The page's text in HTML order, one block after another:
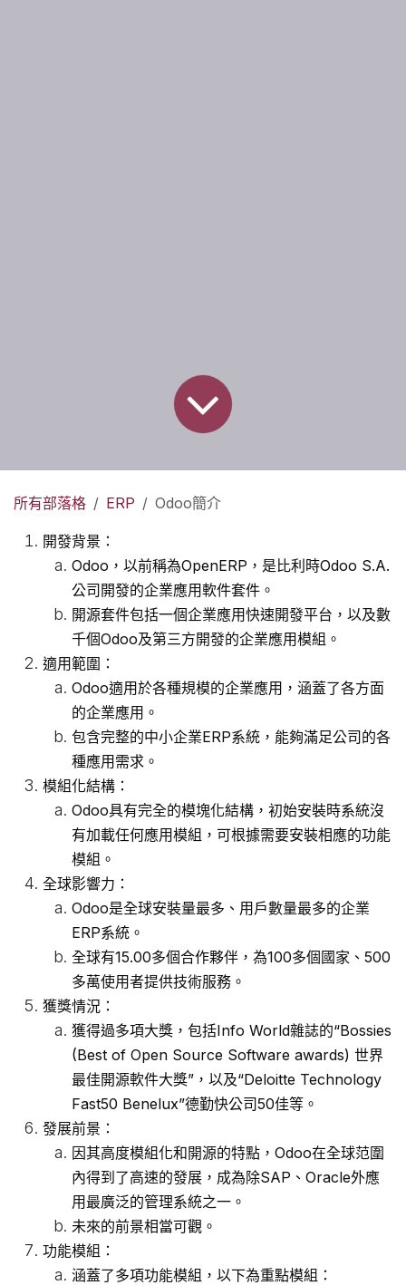
所有部落格 ERP Odoo簡介
開發背景：
Odoo，以前稱為OpenERP，是比利時Odoo S.A.
公司開發的企業應用軟件套件。
開源套件包括一個企業應用快速開發平台，以及數
千個Odoo及第三方開發的企業應用模組。
適用範圍：
Odoo適用於各種規模的企業應用，涵蓋了各方面
的企業應用。
包含完整的中小企業ERP系統，能夠滿足公司的各
種應用需求。
模組化結構：
Odoo具有完全的模塊化結構，初始安裝時系統沒
有加載任何應用模組，可根據需要安裝相應的功能
模組。
全球影響力：
Odoo是全球安裝量最多、用戶數量最多的企業
ERP系統。
全球有15.00多個合作夥伴，為100多個國家、500
多萬使用者提供技術服務。
獲獎情況：
獲得過多項大獎，包括Info World雜誌的“Bossies
(Best of Open Source Software awards) 世界
最佳開源軟件大獎”，以及“Deloitte Technology
Fast50 Benelux”德勤快公司50佳等。
發展前景：
因其高度模組化和開源的特點，Odoo在全球范圍
內得到了高速的發展，成為除SAP、Oracle外應
用最廣泛的管理系統之一。
未來的前景相當可觀。
功能模組：
涵蓋了多項功能模組，以下為重點模組：